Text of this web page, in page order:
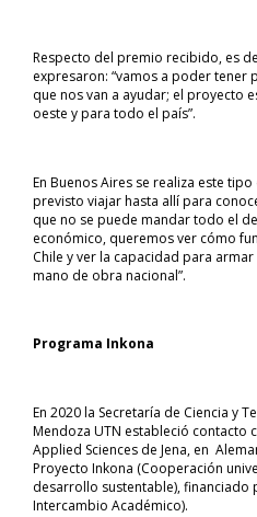
Respecto del premio recibido, es
expresaron: “vamos a poder tener
que nos van a ayudar; el proyecto
oeste y para todo el país”.
En Buenos Aires se realiza este
previsto viajar hasta allí para
que no se puede mandar todo el
económico, queremos ver cómo
Chile y ver la capacidad para
mano de obra nacional”.
Programa Inkona
En 2020 la Secretaría de Ciencia y
Mendoza UTN estableció contacto
Applied Sciences de Jena, en
Proyecto Inkona (Cooperación
desarrollo sustentable), financiado
Intercambio Académico).